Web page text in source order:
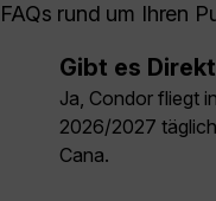
FAQs rund um Ihren
Gibt es
Ja, Condor fliegt
2026/2027
Cana.